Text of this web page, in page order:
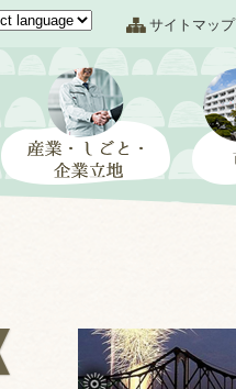
サイトマップ